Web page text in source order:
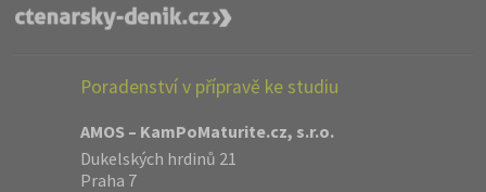
Poradenství v přípravě ke studiu
AMOS – KamPoMaturite.cz, s.r.o.
Dukelských hrdinů 21
Praha 7